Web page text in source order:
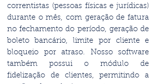
correntistas (pessoas físicas e jurídicas)
durante o mês, com geração de fatura
no fechamento do período, geração de
boleto bancário, limite por cliente e
bloqueio por atraso. Nosso software
também possui o módulo de
fidelização de clientes, permitindo a